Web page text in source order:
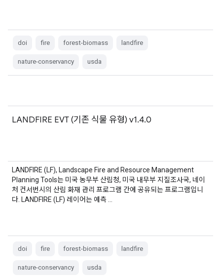
doi fire forest-biomass landfire
nature-conservancy usda
LANDFIRE EVT (기존 식물 유형) v1.4.0
LANDFIRE (LF), Landscape Fire and Resource Management
Planning Tools는 미국 농무부 산림청, 미국 내무부 지질조사국, 네이
처 컨서번시의 산림 화재 관리 프로그램 간에 공유되는 프로그램입니
다. LANDFIRE (LF) 레이어는 예측 …
doi fire forest-biomass landfire
nature-conservancy usda